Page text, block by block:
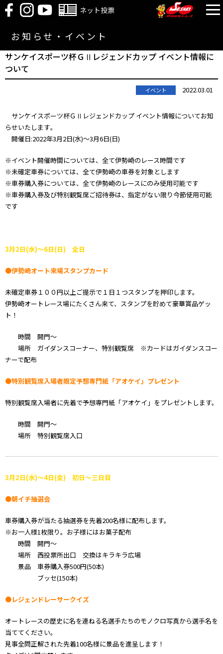
ネット投票
お知らせ・イベント
サンケイスポーツ杯ＧⅡレジェンドカップ イベント情報に
ついて
イベント 2022.03.01
サンケイスポーツ杯ＧⅡレジェンドカップ イベント情報についてお知
らせいたします｡
開催日:2022年3月2日(水)～3月6日(日)
※イベント開催時間については、全て伊勢崎のレース時間です
※未確定車券については、全て伊勢崎の車券を対象とします
※車券購入券については、全て伊勢崎のレースにのみ使用可能です
※車券購入券及び特別観覧席ご招待券は、指定がない限り今節使用可能
です
3月2日(水)～6日(日) 全日
●伊勢崎オート来場スタンプカード
未確定車券１００円以上ご提示で１日１つスタンプを押印します。
伊勢崎オートレース場にたくさん来て、スタンプを貯めて豪華賞品ゲッ
ト！
時間 開門～
場所 ガイダンスコーナー、特別観覧席 ※カードはガイダンスコー
ナーで配布
●特別観覧席入場者限定予想専門紙「アオケイ」プレゼント
特別観覧席入場者に先着で予想専門紙「アオケイ」をプレゼントします。
時間 開門～
場所 特別観覧席入口
3月2日(水)～4日(金) 初日～三日目
●朝イチ抽選会
車券購入券が当たる抽選券を先着200名様に配布します。
※お一人様1枚限り。お子様にはお菓子配布
時間 開門～
場所 西投票所出口 交換はキラキラ広場
景品 車券購入券500円(50本)
ブッセ(150本)
●レジェンドレーサークイズ
オートレースの歴史に名を連ねる名選手たちのモノクロ写真から選手名を
当ててください。
見事全問正解された先着100名様に景品を進呈します！